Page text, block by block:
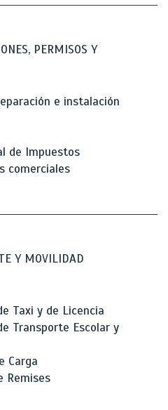
PERMISOS Y
e instalación
de Impuestos
comerciales
Y MOVILIDAD
Taxi y de Licencia
Transporte Escolar y
Carga
Remises